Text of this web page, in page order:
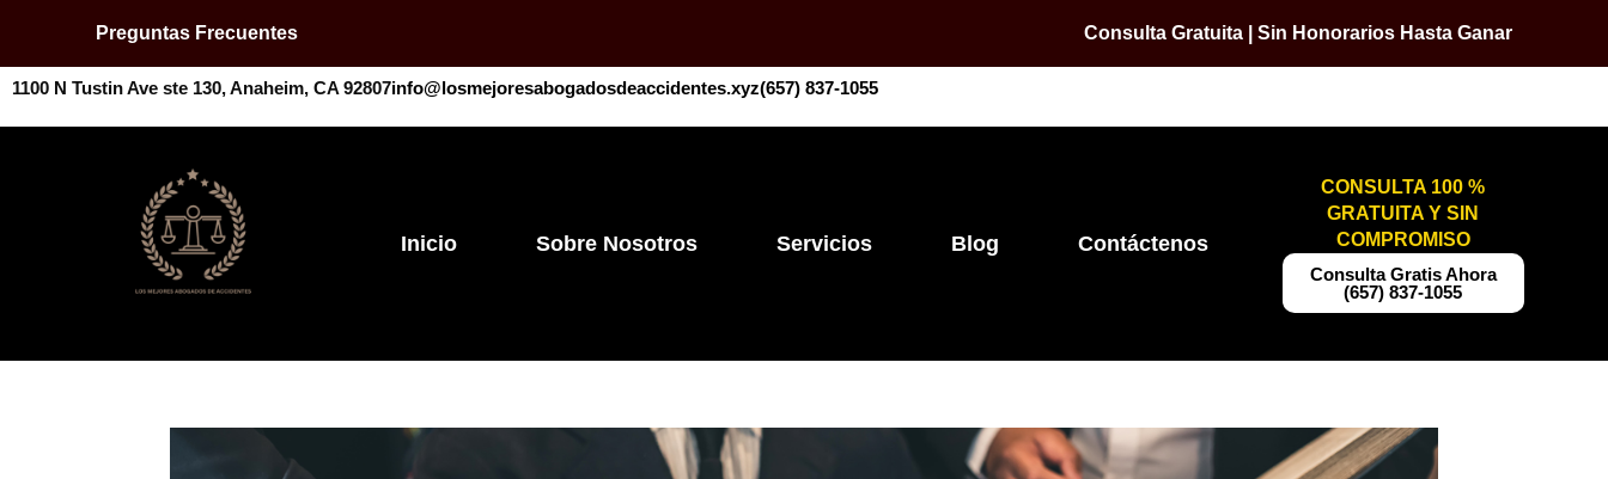
Preguntas Frecuentes Consulta Gratuita | Sin Honorarios Hasta Ganar
1100 N Tustin Ave ste 130, Anaheim, CA 92807info@losmejoresabogadosdeaccidentes.xyz​​(657) 837-1055
CONSULTA 100 %
GRATUITA Y SIN
COMPROMISO
​​Consulta Gratis Ahora
(657) 837-1055
Inicio Sobre Nosotros Servicios Blog Contáctenos